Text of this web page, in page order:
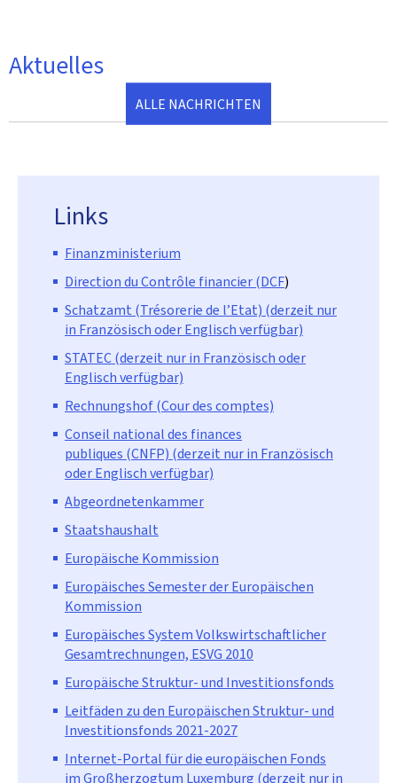
Aktuelles
ALLE NACHRICHTEN
Links
Finanzministerium
Direction du Contrôle financier (DCF)
Schatzamt (Trésorerie de l’Etat) (derzeit nur
in Französisch oder Englisch verfügbar)
STATEC (derzeit nur in Französisch oder
Englisch verfügbar)
Rechnungshof (Cour des comptes)
Conseil national des finances
publiques (CNFP) (derzeit nur in Französisch
oder Englisch verfügbar)
Abgeordnetenkammer
Staatshaushalt
Europäische Kommission
Europäisches Semester der Europäischen
Kommission
Europäisches System Volkswirtschaftlicher
Gesamtrechnungen, ESVG 2010
Europäische Struktur- und Investitionsfonds
Leitfäden zu den Europäischen Struktur- und
Investitionsfonds 2021-2027
Internet-Portal für die europäischen Fonds
im Großherzogtum Luxemburg (derzeit nur in